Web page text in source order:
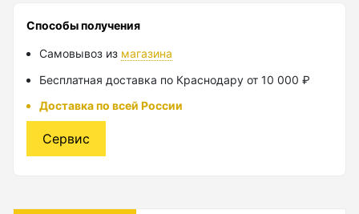
Способы получения
Самовывоз из магазина
Бесплатная доставка по Краснодару от 10 000 ₽
Доставка по всей России
Сервис
Лазерные уровни
Лазерные уровни (с зеленым лучом)
Лазерные уровни (с красным лучом)
Лазерные уровни ADA
Показать еще